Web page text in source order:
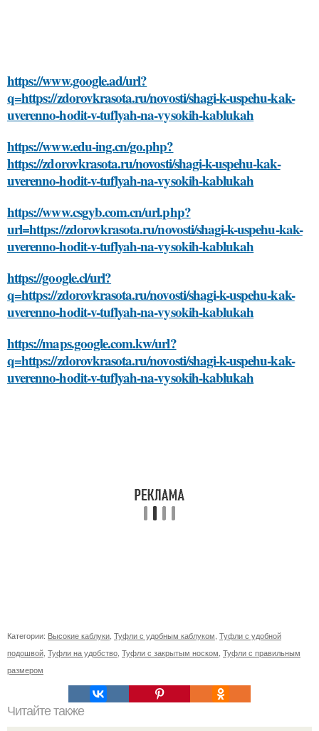
https://www.google.ad/url?
q=https://zdorovkrasota.ru/novosti/shagi-k-uspehu-kak-
uverenno-hodit-v-tuflyah-na-vysokih-kablukah
https://www.edu-ing.cn/go.php?
https://zdorovkrasota.ru/novosti/shagi-k-uspehu-kak-
uverenno-hodit-v-tuflyah-na-vysokih-kablukah
https://www.csgyb.com.cn/url.php?
url=https://zdorovkrasota.ru/novosti/shagi-k-uspehu-kak-
uverenno-hodit-v-tuflyah-na-vysokih-kablukah
https://google.cl/url?
q=https://zdorovkrasota.ru/novosti/shagi-k-uspehu-kak-
uverenno-hodit-v-tuflyah-na-vysokih-kablukah
https://maps.google.com.kw/url?
q=https://zdorovkrasota.ru/novosti/shagi-k-uspehu-kak-
uverenno-hodit-v-tuflyah-na-vysokih-kablukah
Категории: Высокие каблуки Туфли с удобным каблуком Туфли с удобной
подошвой Туфли на удобство Туфли с закрытым носком Туфли с правильным
размером
Читайте также